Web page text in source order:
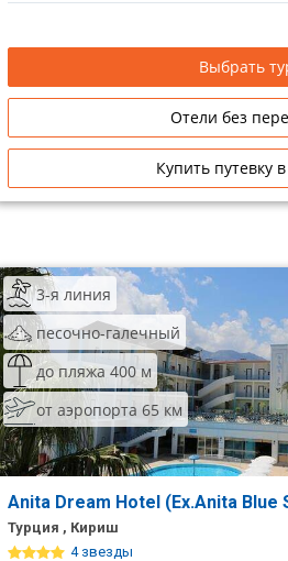
Выбрать
Отели без
Купить путевку
3-я линия
песочно-галечный
до пляжа 400 м
от аэропорта 65 км
Anita Dream Hotel (Ex.Anita Blue
Турция , Кириш
4 звезды
Сетевые отели Египта
Сетевые отели ОАЭ
Сетевые отели Таиланда
Сетевые отели Вьетнама
Сетевые отели Мальдив
Сетевые отели Бали
Сетевые отели Сейшел
Сетевые отели Маврикия